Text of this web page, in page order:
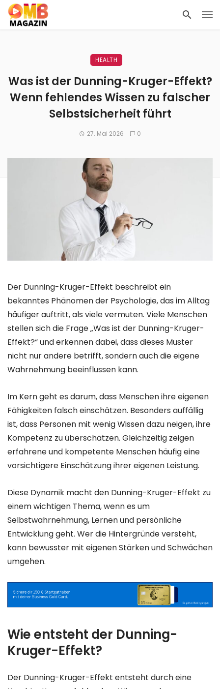
HEALTH
Was ist der Dunning-Kruger-Effekt?
Wenn fehlendes Wissen zu falscher
Selbstsicherheit führt
27. Mai 2026 0
Der Dunning-Kruger-Effekt beschreibt ein
bekanntes Phänomen der Psychologie, das im Alltag
häufiger auftritt, als viele vermuten. Viele Menschen
stellen sich die Frage „Was ist der Dunning-Kruger-
Effekt?“ und erkennen dabei, dass dieses Muster
nicht nur andere betrifft, sondern auch die eigene
Wahrnehmung beeinflussen kann.
Im Kern geht es darum, dass Menschen ihre eigenen
Fähigkeiten falsch einschätzen. Besonders auffällig
ist, dass Personen mit wenig Wissen dazu neigen, ihre
Kompetenz zu überschätzen. Gleichzeitig zeigen
erfahrene und kompetente Menschen häufig eine
vorsichtigere Einschätzung ihrer eigenen Leistung.
Diese Dynamik macht den Dunning-Kruger-Effekt zu
einem wichtigen Thema, wenn es um
Selbstwahrnehmung, Lernen und persönliche
Entwicklung geht. Wer die Hintergründe versteht,
kann bewusster mit eigenen Stärken und Schwächen
umgehen.
Wie entsteht der Dunning-
Kruger-Effekt?
Der Dunning-Kruger-Effekt entsteht durch eine